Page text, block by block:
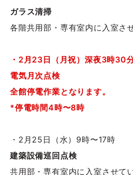
ガラス清掃
各階共用部・専有室内に入室さ
・2月23日（月祝）深夜3時30
電気月次点検
全館停電作業となります。
*停電時間4時〜8時
・2月25日（水）9時〜17時
建築設備巡回点検
共用部・専有室内に入室させて